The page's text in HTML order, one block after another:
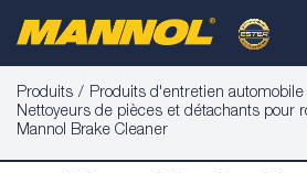
Produits
Produits d'entretien automobile
Nettoyeurs de pièces et détachants pour
Mannol Brake Cleaner